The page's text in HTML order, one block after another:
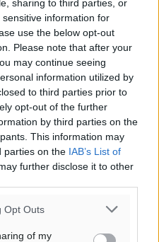
sharing to third parties, or
information for
use the below opt-out
Please note that after your
may continue seeing
information utilized by
to third parties prior to
opt-out of the further
by third parties on the
This information may
parties on the IAB’s List of
further disclose it to other
Opt Outs
of my